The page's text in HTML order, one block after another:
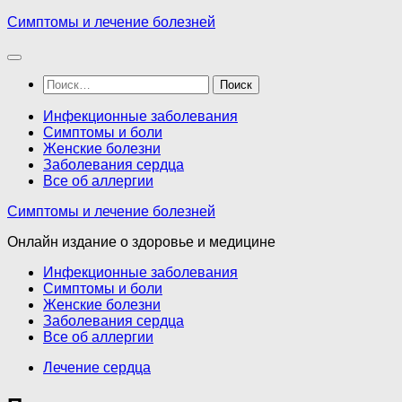
Перейти
содержимому
Симптомы и лечение болезней
Найти:
Инфекционные заболевания
Симптомы и боли
Женские болезни
Заболевания сердца
Все об аллергии
Симптомы и лечение болезней
Онлайн издание о здоровье и медицине
Инфекционные заболевания
Симптомы и боли
Женские болезни
Заболевания сердца
Все об аллергии
Лечение сердца